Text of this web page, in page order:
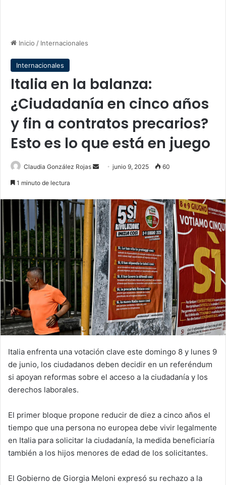
Inicio / Internacionales
Internacionales
Italia en la balanza:
¿Ciudadanía en cinco años
y fin a contratos precarios?
Esto es lo que está en juego
Claudia González Rojas
Sendjunio 9, 2025 60
1 minuto de lectura
Italia enfrenta una votación clave este domingo 8 y lunes 9
de junio, los ciudadanos deben decidir en un referéndum
si apoyan reformas sobre el acceso a la ciudadanía y los
derechos laborales.
El primer bloque propone reducir de diez a cinco años el
tiempo que una persona no europea debe vivir legalmente
en Italia para solicitar la ciudadanía, la medida beneficiaría
también a los hijos menores de edad de los solicitantes.
El Gobierno de Giorgia Meloni expresó su rechazo a la